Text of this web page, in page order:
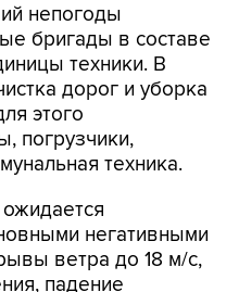
непогоды
бригады в составе
техники. В
дорог и уборка
этого
погрузчики,
техника.
негативными
ветра до 18 м/с,
падение